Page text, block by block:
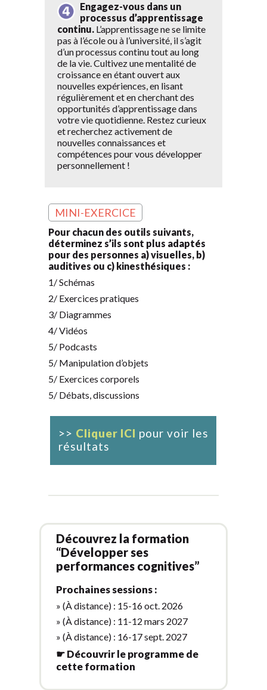
Engagez-vous dans un
processus d’apprentissage
continu. L’apprentissage ne se limite
pas à l’école ou à l’université, il s’agit
d’un processus continu tout au long
de la vie. Cultivez une mentalité de
croissance en étant ouvert aux
nouvelles expériences, en lisant
régulièrement et en cherchant des
opportunités d’apprentissage dans
votre vie quotidienne. Restez curieux
et recherchez activement de
nouvelles connaissances et
compétences pour vous développer
personnellement !
MINI-EXERCICE
Pour chacun des outils suivants,
déterminez s’ils sont plus adaptés
pour des personnes a) visuelles, b)
auditives ou c) kinesthésiques :
1/ Schémas
2/ Exercices pratiques
3/ Diagrammes
4/ Vidéos
5/ Podcasts
5/ Manipulation d’objets
5/ Exercices corporels
5/ Débats, discussions
>> Cliquer ICI pour voir les
résultats
Découvrez la formation
“Développer ses
performances cognitives”
Prochaines sessions :
» (À distance) : 15-16 oct. 2026
» (À distance) : 11-12 mars 2027
» (À distance) : 16-17 sept. 2027
☛ Découvrir le programme de
cette formation